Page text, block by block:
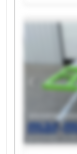
Grebe GmbH
Grebe GmbH
Grebe GmbH
Grebe GmbH
Grebe GmbH